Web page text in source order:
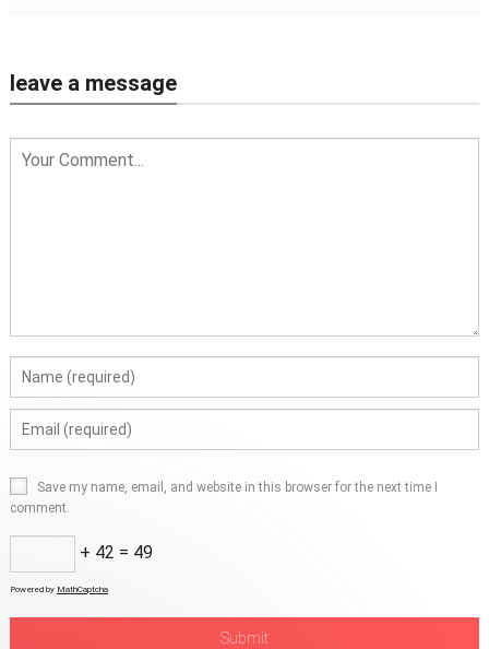
leave a message
Save my name, email, and website in this browser for the next time I
comment.
+ 42 = 49
Powered by MathCaptcha